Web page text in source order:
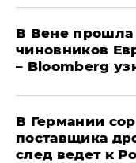
В Вене прошла
чиновников
– Bloomberg
​В Германии
поставщика
след ведет к